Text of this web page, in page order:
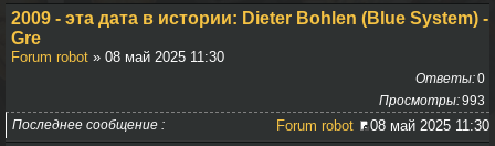
2009 - эта дата в истории: Dieter Bohlen (Blue System) -
Gre
Forum robot » 08 май 2025 11:30
0
Ответы
993
Просмотры
Последнее сообщение
Forum robot 08 май 2025 11:30